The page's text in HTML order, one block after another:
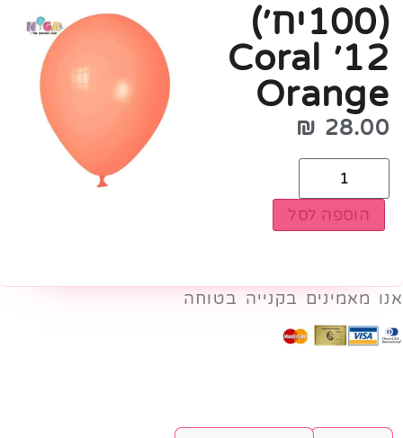
(100יח׳)
12׳ Coral
Orange
28.00
₪
הוספה לסל
אנו מאמינים בקנייה בטוחה